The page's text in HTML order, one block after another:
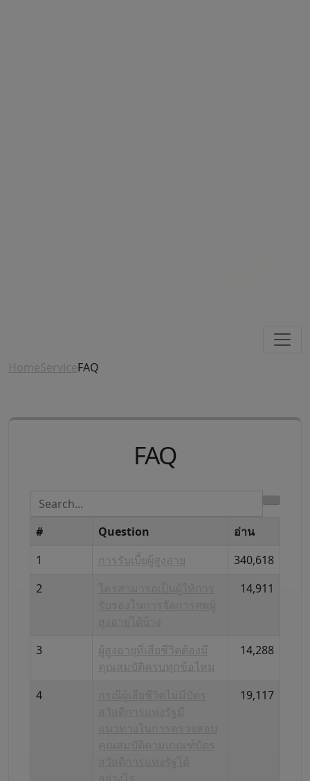
HomeServiceFAQ
FAQ
# Question
อ่าน
1
การรับเบี้ยผู้สูงอายุ
340,618
2
14,911
3
ผู้สูงอายุที่เสียชีวิตต้องมี
คุณสมบัติครบทุกข้อไหม
14,288
4 19,117